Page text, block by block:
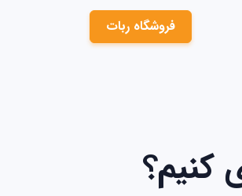
فروشگاه ربات
کنیم؟